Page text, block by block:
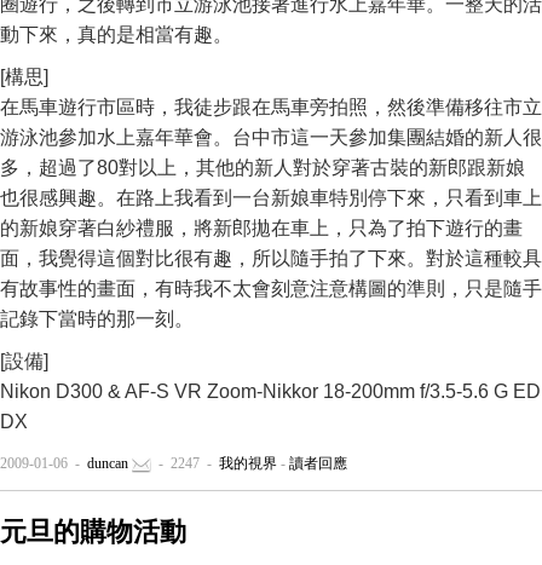
圈遊行，之後轉到市立游泳池接著進行水上嘉年華。一整天的活
動下來，真的是相當有趣。
[構思]
在馬車遊行市區時，我徒步跟在馬車旁拍照，然後準備移往市立
游泳池參加水上嘉年華會。台中市這一天參加集團結婚的新人很
多，超過了80對以上，其他的新人對於穿著古裝的新郎跟新娘
也很感興趣。在路上我看到一台新娘車特別停下來，只看到車上
的新娘穿著白紗禮服，將新郎拋在車上，只為了拍下遊行的畫
面，我覺得這個對比很有趣，所以隨手拍了下來。對於這種較具
有故事性的畫面，有時我不太會刻意注意構圖的準則，只是隨手
記錄下當時的那一刻。
[設備]
Nikon D300 & AF-S VR Zoom-Nikkor 18-200mm f/3.5-5.6 G ED
DX
2009-01-06 - duncan - 2247 - 我的視界 - 讀者回應
元旦的購物活動